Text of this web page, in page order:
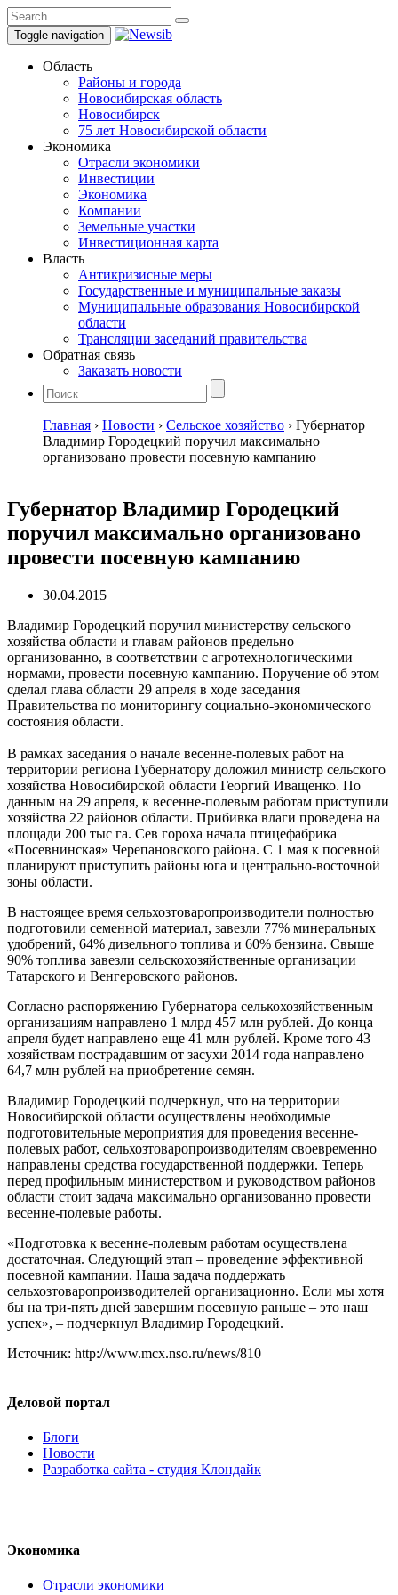
Toggle navigation
Область
Районы и города
Новосибирская область
Новосибирск
75 лет Новосибирской области
Экономика
Отрасли экономики
Инвестиции
Экономика
Компании
Земельные участки
Инвестиционная карта
Власть
Антикризисные меры
Государственные и муниципальные заказы
Муниципальные образования Новосибирской
области
Трансляции заседаний правительства
Обратная связь
Заказать новости
Главная › Новости › Сельское хозяйство › Губернатор
Владимир Городецкий поручил максимально
организовано провести посевную кампанию
Губернатор Владимир Городецкий
поручил максимально организовано
провести посевную кампанию
30.04.2015
Владимир Городецкий поручил министерству сельского
хозяйства области и главам районов предельно
организованно, в соответствии с агротехнологическими
нормами, провести посевную кампанию. Поручение об этом
сделал глава области 29 апреля в ходе заседания
Правительства по мониторингу социально-экономического
состояния области.
В рамках заседания о начале весенне-полевых работ на
территории региона Губернатору доложил министр сельского
хозяйства Новосибирской области Георгий Иващенко. По
данным на 29 апреля, к весенне-полевым работам приступили
хозяйства 22 районов области. Прибивка влаги проведена на
площади 200 тыс га. Сев гороха начала птицефабрика
«Посевнинская» Черепановского района. С 1 мая к посевной
планируют приступить районы юга и центрально-восточной
зоны области.
В настоящее время сельхозтоваропроизводители полностью
подготовили семенной материал, завезли 77% минеральных
удобрений, 64% дизельного топлива и 60% бензина. Свыше
90% топлива завезли сельскохозяйственные организации
Татарского и Венгеровского районов.
Согласно распоряжению Губернатора селькохозяйственным
организациям направлено 1 млрд 457 млн рублей. До конца
апреля будет направлено еще 41 млн рублей. Кроме того 43
хозяйствам пострадавшим от засухи 2014 года направлено
64,7 млн рублей на приобретение семян.
Владимир Городецкий подчеркнул, что на территории
Новосибирской области осуществлены необходимые
подготовительные мероприятия для проведения весенне-
полевых работ, сельхозтоваропроизводителям своевременно
направлены средства государственной поддержки. Теперь
перед профильным министерством и руководством районов
области стоит задача максимально организованно провести
весенне-полевые работы.
«Подготовка к весенне-полевым работам осуществлена
достаточная. Следующий этап – проведение эффективной
посевной кампании. Наша задача поддержать
сельхозтоваропроизводителей организационно. Если мы хотя
бы на три-пять дней завершим посевную раньше – это наш
успех», – подчеркнул Владимир Городецкий.
Источник: http://www.mcx.nso.ru/news/810
Деловой портал
Блоги
Новости
Разработка сайта - студия Клондайк
Экономика
Отрасли экономики